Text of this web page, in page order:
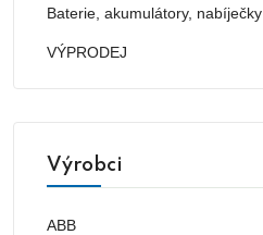
Baterie, akumulátory, nabíječky
VÝPRODEJ
Výrobci
ABB